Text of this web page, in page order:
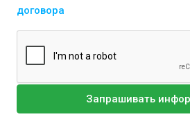
договора
Запрашивать